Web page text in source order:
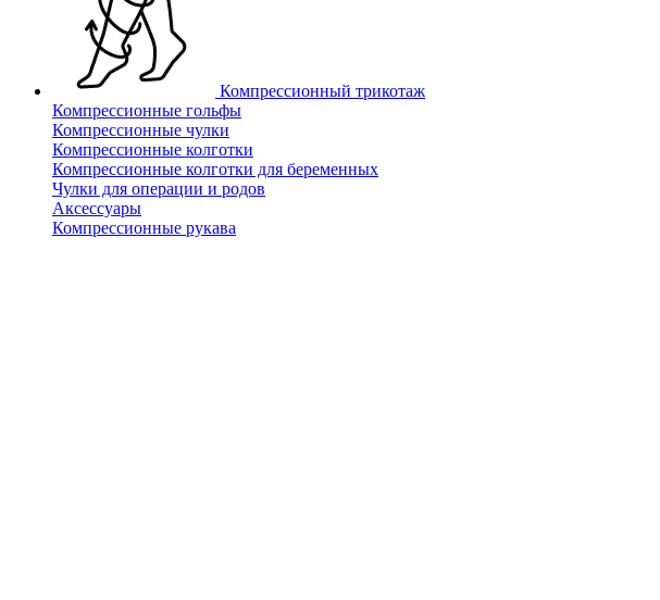
Компрессионный трикотаж
Компрессионные гольфы
Компрессионные чулки
Компрессионные колготки
Компрессионные колготки для беременных
Чулки для операции и родов
Аксессуары
Компрессионные рукава